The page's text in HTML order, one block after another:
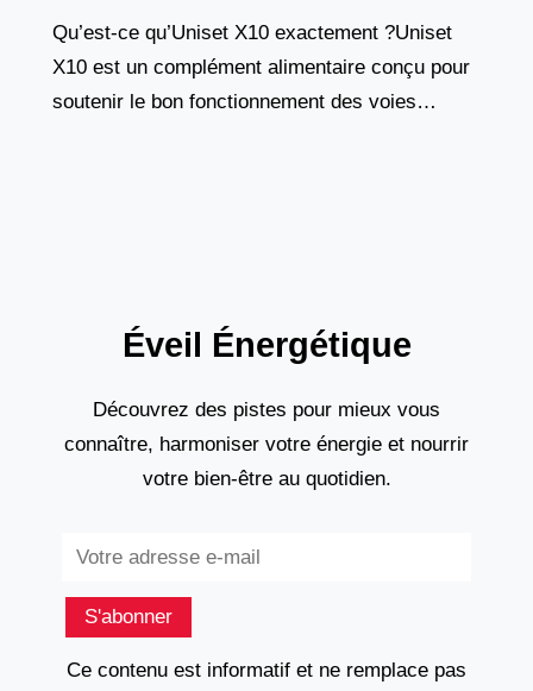
Qu’est-ce qu’Uniset X10 exactement ?Uniset
X10 est un complément alimentaire conçu pour
soutenir le bon fonctionnement des voies
Éveil Énergétique
Découvrez des pistes pour mieux vous
connaître, harmoniser votre énergie et nourrir
votre bien-être au quotidien.
S'abonner
Ce contenu est informatif et ne remplace pas